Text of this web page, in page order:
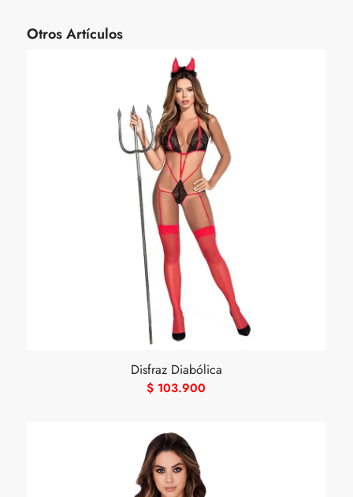
Otros Artículos
Disfraz Diabólica
$ 103.900